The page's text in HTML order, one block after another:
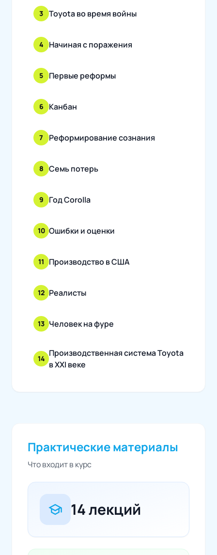
3 Toyota во время войны
4 Начиная с поражения
5 Первые реформы
6 Канбан
7 Реформирование сознания
8 Семь потерь
9 Год Corolla
10 Ошибки и оценки
11 Производство в США
12 Реалисты
13 Человек на фуре
14
Производственная система Toyota
в XXI веке
Практические материалы
Что входит в курс
school 14 лекций